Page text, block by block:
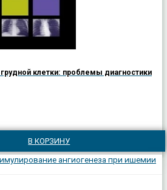
клетки: проблемы диагностики
В КОРЗИНУ